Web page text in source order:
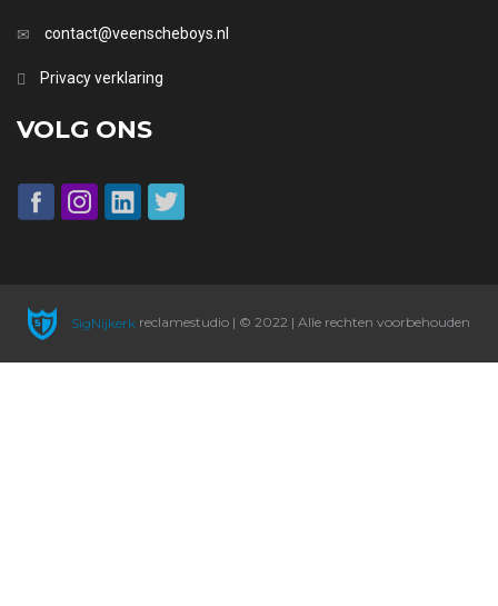
contact@veenscheboys.nl
Privacy verklaring
VOLG ONS
SigNijkerkreclamestudio | © 2022 | Alle rechten voorbehouden